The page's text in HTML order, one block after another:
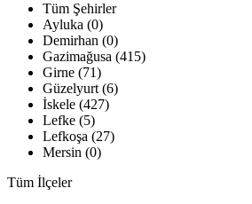
Tüm Şehirler
Ayluka (0)
Demirhan (0)
Gazimağusa (415)
Girne (71)
Güzelyurt (6)
İskele (427)
Lefke (5)
Lefkoşa (27)
Mersin (0)
Tüm İlçeler